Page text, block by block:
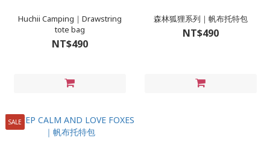
Huchii Camping｜Drawstring
tote bag
NT$490
森林狐狸系列｜帆布托特包
NT$490
SALE